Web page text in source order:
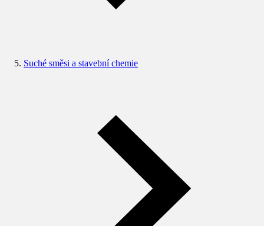
Suché směsi a stavební chemie